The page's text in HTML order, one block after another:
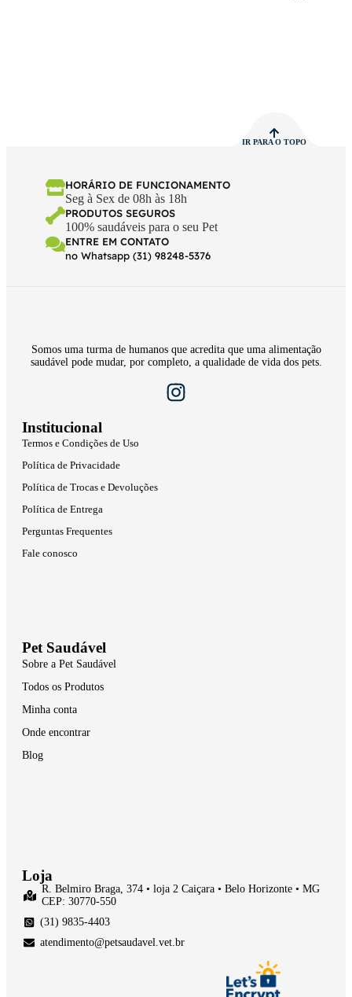
IR PARA O TOPO
HORÁRIO DE FUNCIONAMENTO
Seg à Sex de 08h às 18h
PRODUTOS SEGUROS
100% saudáveis para o seu Pet
ENTRE EM CONTATO
no Whatsapp (31) 98248-5376
Somos uma turma de humanos que acredita que uma alimentação
saudável pode mudar, por completo, a qualidade de vida dos pets.
Institucional
Termos e Condições de Uso
Política de Privacidade
Política de Trocas e Devoluções
Política de Entrega
Perguntas Frequentes
Fale conosco
Pet Saudável
Sobre a Pet Saudável
Todos os Produtos
Minha conta
Onde encontrar
Blog
Loja
R. Belmiro Braga, 374 • loja 2 Caiçara • Belo Horizonte • MG
CEP: 30770-550
(31) 9835-4403
atendimento@petsaudavel.vet.br